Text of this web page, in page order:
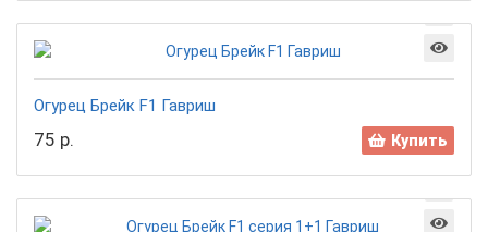
Огурец Брейк F1 Гавриш
75 р. Купить